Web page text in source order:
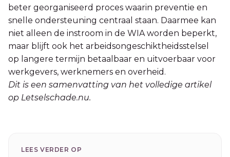
beter georganiseerd proces waarin preventie en
snelle ondersteuning centraal staan. Daarmee kan
niet alleen de instroom in de WIA worden beperkt,
maar blijft ook het arbeidsongeschiktheidsstelsel
op langere termijn betaalbaar en uitvoerbaar voor
werkgevers, werknemers en overheid.
Dit is een samenvatting van het volledige artikel
op Letselschade.nu.
LEES VERDER OP